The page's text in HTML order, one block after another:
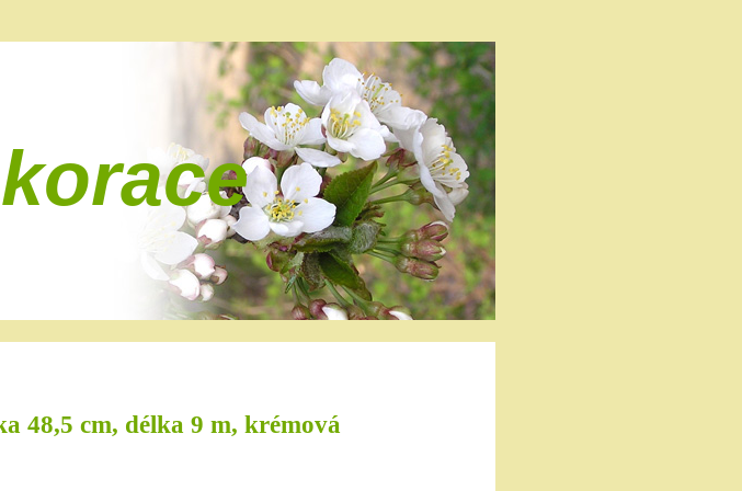
48,5 cm, délka 9 m, krémová